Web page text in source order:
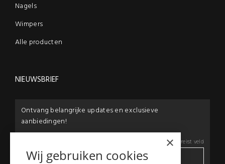
Nagels
Wimpers
Alle producten
NIEUWSBRIEF
Ontvang belangrijke updates en exclusieve
aanbiedingen!
*Vereist veld
×
Wij gebruiken cookies